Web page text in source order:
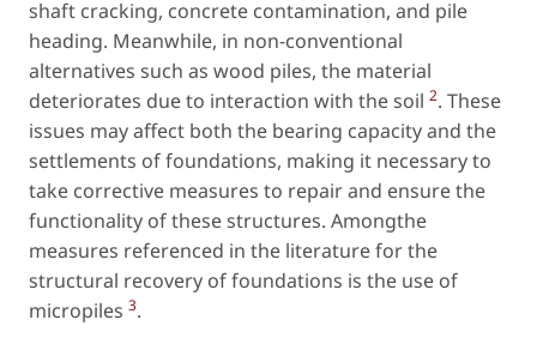
shaft cracking, concrete contamination, and pile
heading. Meanwhile, in non-conventional
alternatives such as wood piles, the material
deteriorates due to interaction with the soil 2. These
issues may affect both the bearing capacity and the
settlements of foundations, making it necessary to
take corrective measures to repair and ensure the
functionality of these structures. Amongthe
measures referenced in the literature for the
structural recovery of foundations is the use of
micropiles 3.